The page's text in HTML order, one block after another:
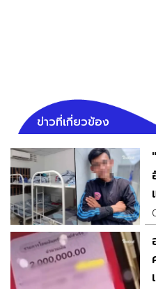
ข่าวที่เกี่ยวข้อง